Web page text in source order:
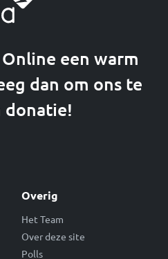
een warm
dan om ons te
donatie!
Overig
Het Team
Over deze site
Polls